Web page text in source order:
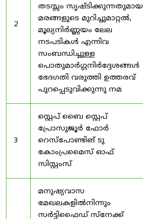
2
തടസ്സം സൃഷ്ടിക്കുന്നതുമായ
മരങ്ങളുടെ മുറിച്ചുമാറ്റൽ,
മൂല്യനിർണ്ണയം ലേല
നടപടികൾ എന്നിവ
സംബന്ധിച്ചുള്ള
പൊതുമാർഗ്ഗനിർദ്ദേശങ്ങൾ
ഭേദഗതി വരുത്തി ഉത്തരവ്
പുറപ്പെടുവിക്കുന്നു നമ
3
സ്റ്റെപ് ബൈ സ്റ്റെപ്
പ്രോസുജൂർ ഫോർ
റെസ്‌പോണ്ടിങ് ടു
കോംപ്രമൈസ് ഓഫ്
സിസ്റ്റംസ്
മനുഷ്യവാസ
മേഖലകളിൽനിന്നും
സർട്ടിഫൈഡ് സ്നേക്ക്